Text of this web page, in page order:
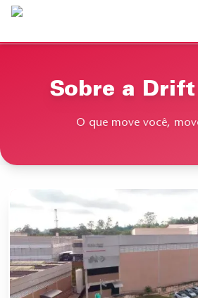
Pular para o conteúdo principal
Sobre a
O que move você,